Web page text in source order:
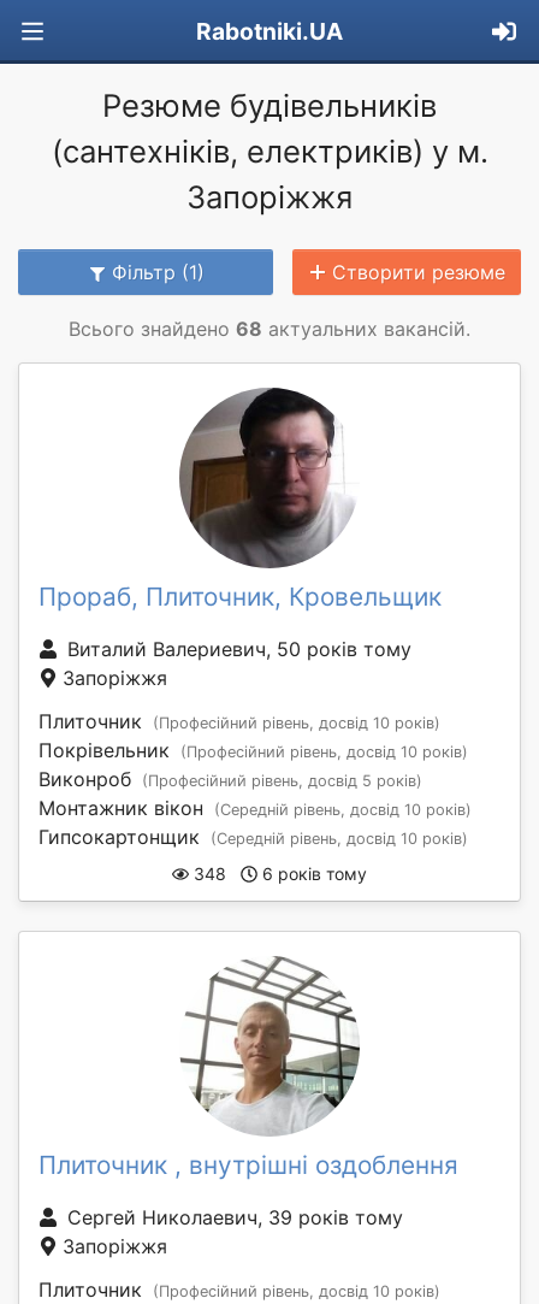
Rabotniki.UA
Резюме будівельників
(сантехніків, електриків) у м.
Запоріжжя
Фільтр (1) Створити резюме
Всього знайдено 68 актуальних вакансій.
Прораб, Плиточник, Кровельщик
Виталий Валериевич, 50 років тому
Запоріжжя
Плиточник
(Професійний рівень, досвід 10 років)
Покрівельник (Професійний рівень, досвід 10 років)
Виконроб (Професійний рівень, досвід 5 років)
Монтажник вікон (Середній рівень, досвід 10 років)
Гипсокартонщик (Середній рівень, досвід 10 років)
348 6 років тому
Плиточник , внутрішні оздоблення
Сергей Николаевич, 39 років тому
Запоріжжя
Плиточник
(Професійний рівень, досвід 10 років)